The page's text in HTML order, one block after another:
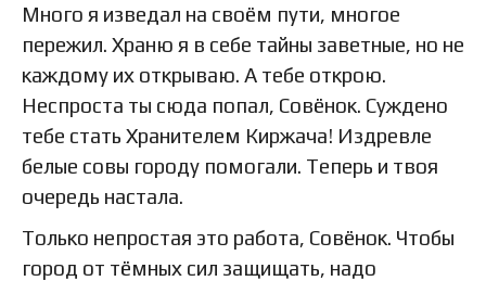
Много я изведал на своём пути, многое
пережил. Храню я в себе тайны заветные, но не
каждому их открываю. А тебе открою.
Неспроста ты сюда попал, Совёнок. Суждено
тебе стать Хранителем Киржача! Издревле
белые совы городу помогали. Теперь и твоя
очередь настала.
Только непростая это работа, Совёнок. Чтобы
город от тёмных сил защищать, надо